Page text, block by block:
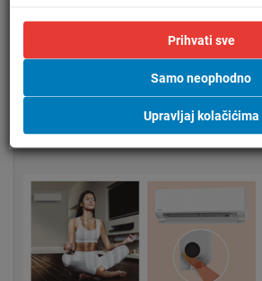
Ostavite nanoe™ način rada
spriječili određene zagađivače i
se vratite kući.
Poboljšava vaše okruženje
Uživajte u čišćem i udobnom
Prihvati sve
Samo neophodno
Upravljaj kolačićima